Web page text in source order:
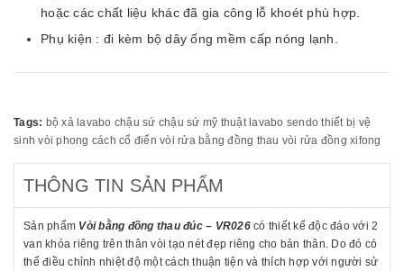
hoặc các chất liệu khác đã gia công lỗ khoét phù hợp.
Phụ kiện : đi kèm bộ dây ống mềm cấp nóng lạnh.
Tags: bộ xả lavabo chậu sứ chậu sứ mỹ thuật lavabo sendo thiết bị vệ
sinh vòi phong cách cổ điển vòi rửa bằng đồng thau vòi rửa đồng xifong
THÔNG TIN SẢN PHẨM
Sản phẩm Vòi bằng đồng thau đúc – VR026 có thiết kế độc đáo với 2
van khóa riêng trên thân vòi tạo nét đẹp riêng cho bản thân. Do đó có
thể điều chỉnh nhiệt độ một cách thuận tiện và thích hợp với người sử